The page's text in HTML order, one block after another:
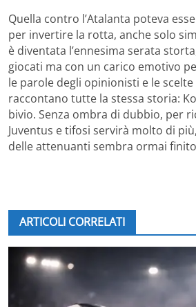
Quella contro l’Atalanta poteva
per invertire la rotta, anche solo
è diventata l’ennesima serata
giocati ma con un carico emotivo
le parole degli opinionisti e le
raccontano tutte la stessa storia:
bivio. Senza ombra di dubbio, per
Juventus e tifosi servirà molto di
delle attenuanti sembra ormai
ARTICOLI CORRELATI